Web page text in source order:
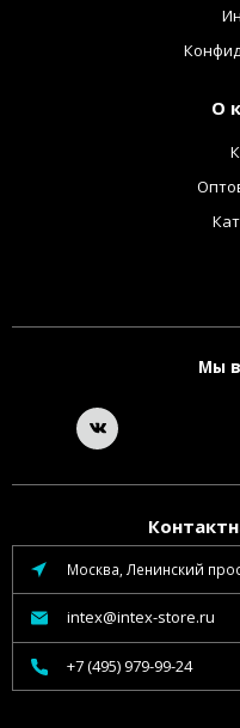
О
Мы
Москва, Ленинский
intex@intex-store.ru
+7 (495) 979-99-24